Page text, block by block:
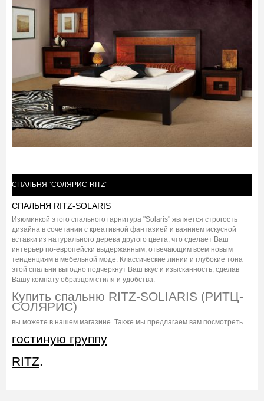
СПАЛЬНЯ “СОЛЯРИС-RITZ”
СПАЛЬНЯ RITZ-SOLARIS
Изюминкой этого спального гарнитура "Solaris" является строгость
дизайна в сочетании с креативной фантазией и ваянием искусной
вставки из натурального дерева другого цвета, что сделает Ваш
интерьер по-европейски выдержанным, отвечающим всем новым
тенденциям в мебельной моде. Классические линии и глубокие тона
этой спальни выгодно подчеркнут Ваш вкус и изысканность, сделав
Вашу комнату образцом стиля и удобства.
Купить спальню RITZ-SOLIARIS (РИТЦ-
СОЛЯРИС)
вы можете в нашем магазине. Также мы предлагаем вам посмотреть
гостиную группу
RITZ.